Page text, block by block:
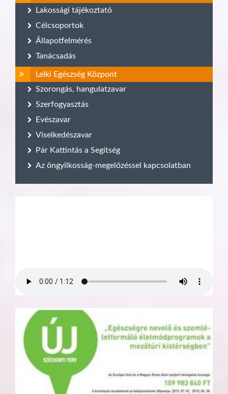
Lakossági tájékoztató
Célcsoportok
Állapotfelmérés
Tanácsadás
Lelki Egészség Központ
Szorongás, hangulatzavar
Szerfogyasztás
Evészavar
Viselkedészavar
Pár Kattintás a Segítség
Az öngyilkosság-megelőzéssel kapcsolatban